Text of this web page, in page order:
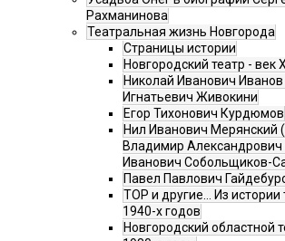
Рахманинова
Театральная жизнь Новгорода
Страницы истории
Новгородский театр - век
Николай Иванович
Игнатьевич Живокини
Егор Тихонович Курдюмов
Нил Иванович Мерянский
Владимир Александрович
Иванович Собольщиков-
Павел Павлович
ТОР и другие… Из истории
1940-х годов
Новгородский областной